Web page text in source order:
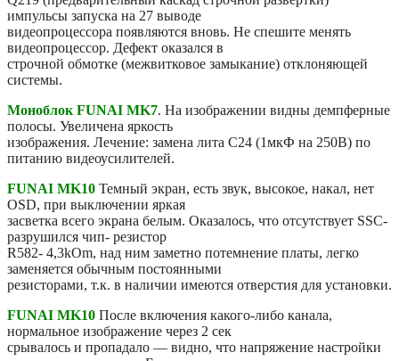
импульсы запуска на 27 выводе
видеопроцессора появляются вновь. Не спешите менять
видеопроцессор. Дефект оказался в
строчной обмотке (межвитковое замыкание) отклоняющей
системы.
Моноблок FUNAI MK7. На изображении видны демпферные
полосы. Увеличена яркость
изображения. Лечение: замена лита С24 (1мкФ на 250В) по
питанию видеоусилителей.
FUNAI MK10 Темный экран, есть звук, высокое, накал, нет
OSD, при выключении яркая
засветка всего экрана белым. Оказалось, что отсутствует SSC-
разрушился чип- резистор
R582- 4,3kOm, над ним заметно потемнение платы, легко
заменяется обычным постоянными
резисторами, т.к. в наличии имеются отверстия для установки.
FUNAI MK10 После включения какого-либо канала,
нормальное изображение через 2 сек
срывалось и пропадало — видно, что напряжение настройки